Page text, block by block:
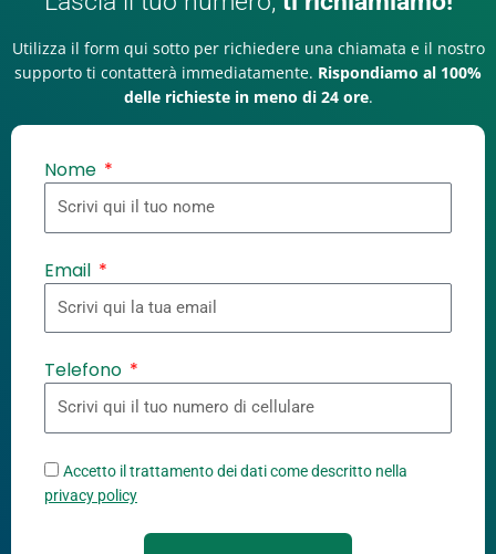
Utilizza il form qui sotto per richiedere una chiamata e il nostro
supporto ti contatterà immediatamente. Rispondiamo al 100%
delle richieste in meno di 24 ore.
Nome
Email
Telefono
Accetto il trattamento dei dati come descritto nella
privacy policy